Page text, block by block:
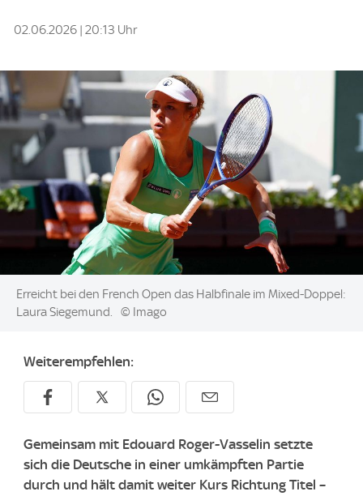
02.06.2026 | 20:13 Uhr
Image:
Erreicht bei den French Open das Halbfinale im Mixed-Doppel:
Laura Siegemund.
© Imago
Weiterempfehlen:
Gemeinsam mit Edouard Roger-Vasselin setzte
sich die Deutsche in einer umkämpften Partie
durch und hält damit weiter Kurs Richtung Titel –